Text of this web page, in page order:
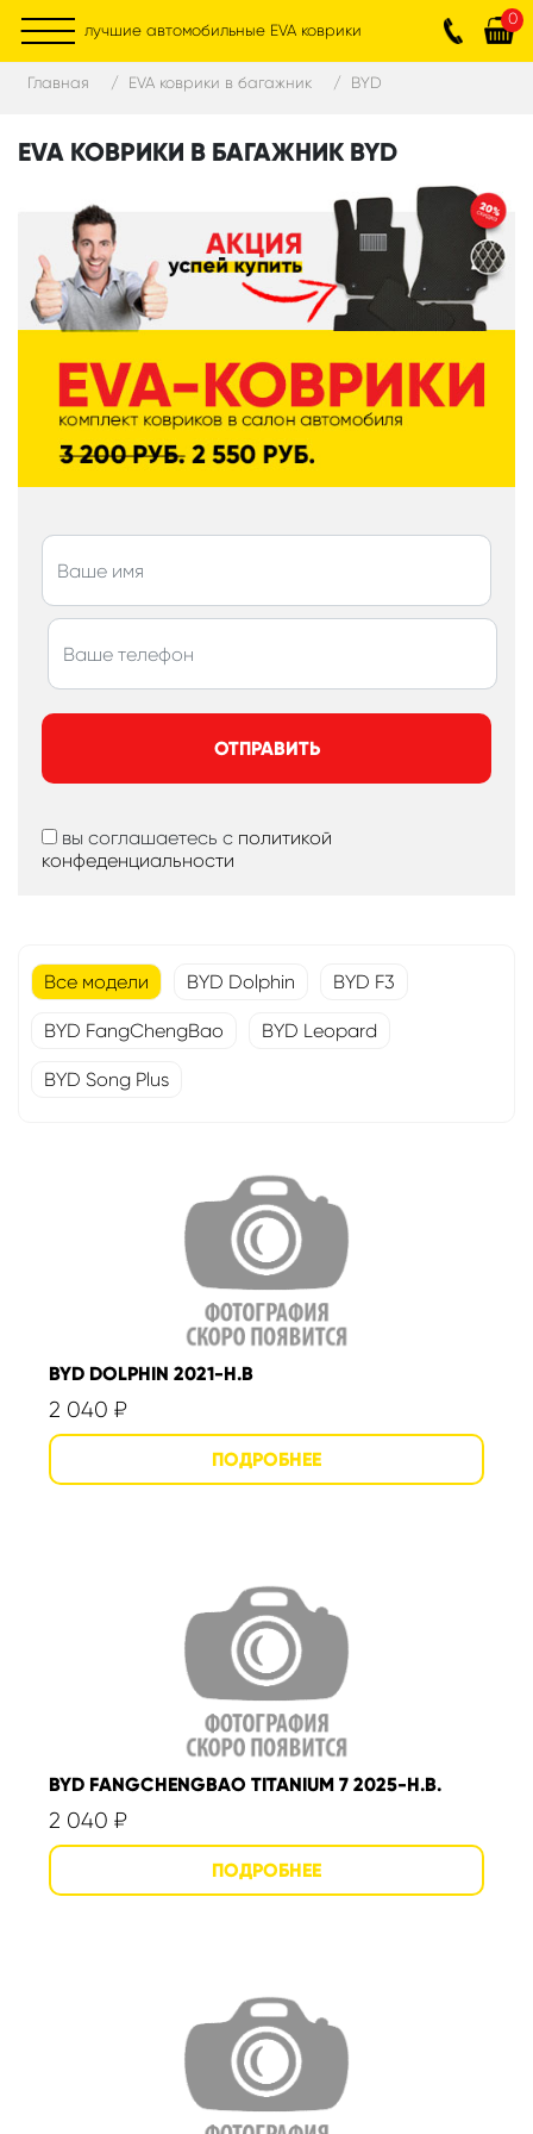
лучшие автомобильные EVA коврики
0
Главная EVA коврики в багажник BYD
EVA КОВРИКИ В БАГАЖНИК BYD
ОТПРАВИТЬ
вы соглашаетесь с политикой
конфеденциальности
Все модели BYD Dolphin BYD F3
BYD FangChengBao BYD Leopard
BYD Song Plus
BYD DOLPHIN 2021-Н.В
2 040 ₽
BYD FANGCHENGBAO TITANIUM 7 2025-Н.В.
2 040 ₽